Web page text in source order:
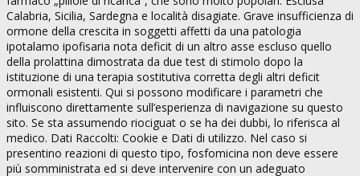
Calabria, Sicilia, Sardegna e località disagiate. Grave insufficienza di
ormone della crescita in soggetti affetti da una patologia
ipotalamo ipofisaria nota deficit di un altro asse escluso quello
della prolattina dimostrata da due test di stimolo dopo la
istituzione di una terapia sostitutiva corretta degli altri deficit
ormonali esistenti. Qui si possono modificare i parametri che
influiscono direttamente sull’esperienza di navigazione su questo
sito. Se sta assumendo riociguat o se ha dei dubbi, lo riferisca al
medico. Dati Raccolti: Cookie e Dati di utilizzo. Nel caso si
presentino reazioni di questo tipo, fosfomicina non deve essere
più somministrata ed si deve intervenire con un adeguato